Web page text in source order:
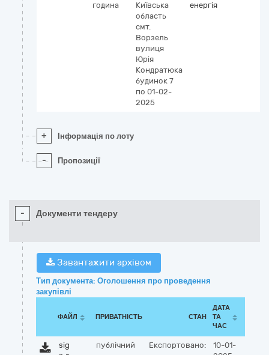
година
Київська
область
смт.
Ворзель
вулиця
Юрія
Кондратюка
будинок 7
по 01-02-
2025
енергія
+ Інформація по лоту
- Пропозиції
- Документи тендеру
Завантажити архівом
Тип документа: Оголошення про проведення
закупівлі
ФАЙЛ ПРИВАТНІСТЬ СТАН
ДАТА
ТА
ЧАС
sig
публічний Експортовано:
10-01-